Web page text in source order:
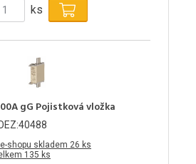
ks
gG Pojistková vložka
shopu skladem 26 ks
135 ks